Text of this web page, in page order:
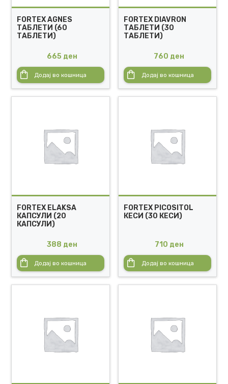
FORTEX AGNES
ТАБЛЕТИ (60
ТАБЛЕТИ)
665 ден
Додај во кошница
FORTEX DIAVRON
ТАБЛЕТИ (30
ТАБЛЕТИ)
760 ден
Додај во кошница
FORTEX ELAKSA
КАПСУЛИ (20
КАПСУЛИ)
388 ден
Додај во кошница
FORTEX PICOSITOL
КЕСИ (30 КЕСИ)
710 ден
Додај во кошница